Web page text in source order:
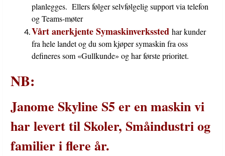
planlegges. Ellers følger selvfølgelig support via telefon
og Teams-møter
Vårt anerkjente Symaskinverkssted har kunder
fra hele landet og du som kjøper symaskin fra oss
defineres som «Gullkunde» og har første prioritet.
NB:
Janome Skyline S5 er en maskin vi
har levert til Skoler, Småindustri og
familier i flere år.